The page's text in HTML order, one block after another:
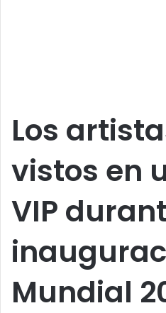
Los
vistos en
VIP
Mundial